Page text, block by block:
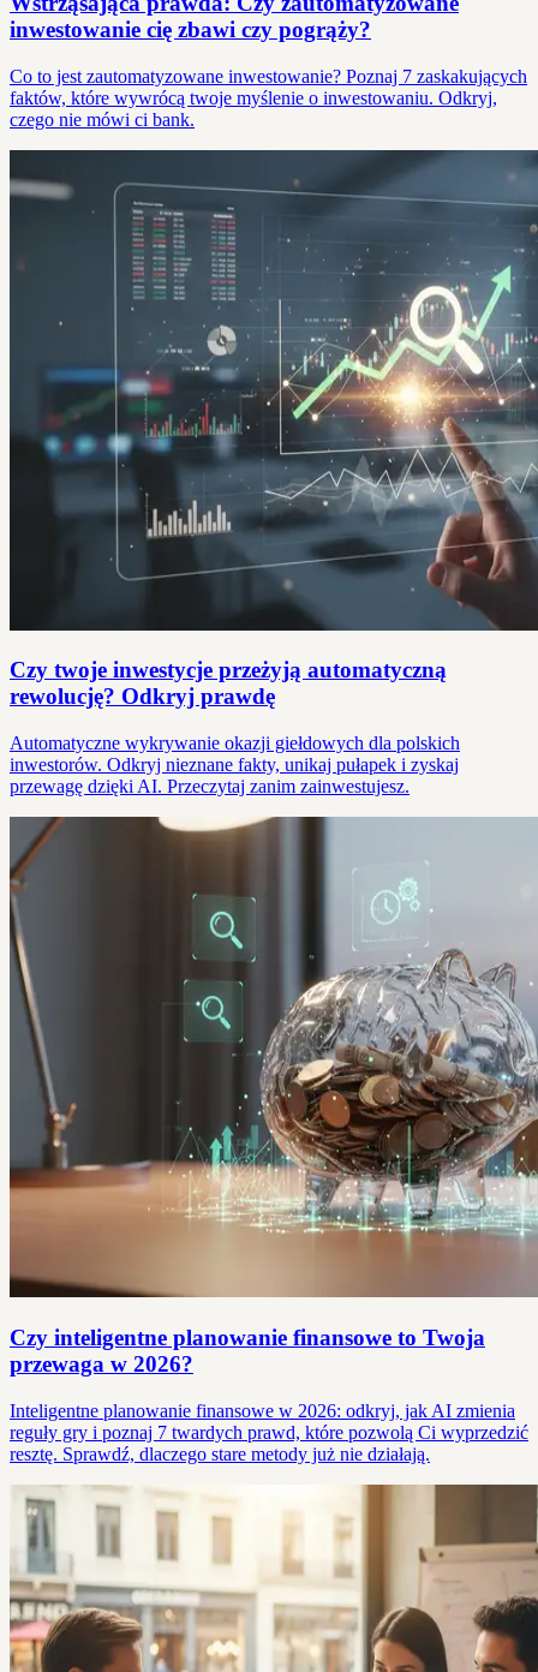
inwestowanie cię zbawi czy pogrąży?
Co to jest zautomatyzowane inwestowanie? Poznaj 7 zaskakujących
faktów, które wywrócą twoje myślenie o inwestowaniu. Odkryj,
czego nie mówi ci bank.
Czy twoje inwestycje przeżyją automatyczną
rewolucję? Odkryj prawdę
Automatyczne wykrywanie okazji giełdowych dla polskich
inwestorów. Odkryj nieznane fakty, unikaj pułapek i zyskaj
przewagę dzięki AI. Przeczytaj zanim zainwestujesz.
Czy inteligentne planowanie finansowe to Twoja
przewaga w 2026?
Inteligentne planowanie finansowe w 2026: odkryj, jak AI zmienia
reguły gry i poznaj 7 twardych prawd, które pozwolą Ci wyprzedzić
resztę. Sprawdź, dlaczego stare metody już nie działają.